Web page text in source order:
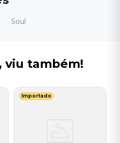
Soul
viu também!
Importado